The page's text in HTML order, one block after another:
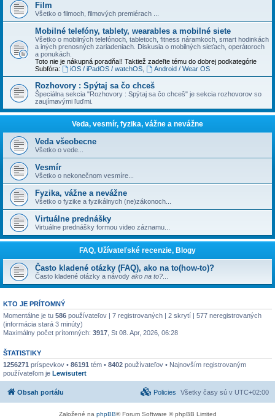
Film
Všetko o filmoch, filmových premiérach ...
Mobilné telefóny, tablety, wearables a mobilné siete
Všetko o mobilných telefónoch, tabletoch, fitness náramkoch, smart hodinkách
a iných prenosných zariadeniach. Diskusia o mobilných sieťach, operátoroch
a ponukách.
Toto nie je nákupná poradňa!! Taktiež zadeľte tému do dobrej podkategórie
Subfóra:
iOS / iPadOS / watchOS, Android / Wear OS
Rozhovory : Spýtaj sa čo chceš
Špeciálna sekcia "Rozhovory : Spýtaj sa čo chceš" je sekcia rozhovorov so
zaujímavými ľuďmi.
Veda, vesmír, fyzika, vážne a nevážne
Veda všeobecne
Všetko o vede...
Vesmír
Všetko o nekonečnom vesmíre...
Fyzika, vážne a nevážne
Všetko o fyzike a fyzikálnych (ne)zákonoch...
Virtuálne prednášky
Virtuálne prednášky formou video záznamu...
FAQ, Užívateľské recenzie, Blogy
Často kladené otázky (FAQ), ako na to(how-to)?
Často kladené otázky a návody ako na to?
KTO JE PRÍTOMNÝ
Momentálne je tu 586 používateľov | 7 registrovaných | 2 skrytí | 577 neregistrovaných
(informácia stará 3 minúty)
Maximálny počet prítomných: 3917 , St 08. Apr, 2026, 06:28
ŠTATISTIKY
1256271 príspevkov • 86191 tém • 8402 používateľov • Najnovším registrovaným
používateľom je Lewisutert
Obsah portálu Všetky časy sú v UTC+02:00
Policies
Založené na phpBB® Forum Software © phpBB Limited